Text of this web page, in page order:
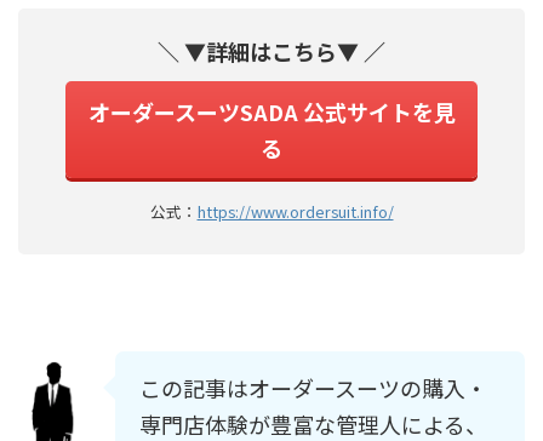
＼ ▼詳細はこちら▼ ／
オーダースーツSADA 公式サイトを見
る
公式： https://www.ordersuit.info/
この記事はオーダースーツの購入・
専門店体験が豊富な管理人による、